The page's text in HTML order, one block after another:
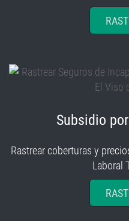
Subsidio
Rastrear coberturas y
Laboral